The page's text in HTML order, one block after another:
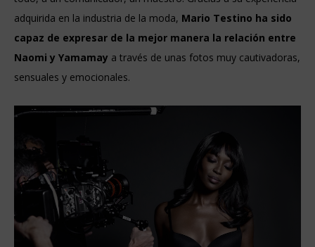
adquirida en la industria de la moda, Mario Testino ha sido
capaz de expresar de la mejor manera la relación entre
Naomi y Yamamay a través de unas fotos muy cautivadoras,
sensuales y emocionales.